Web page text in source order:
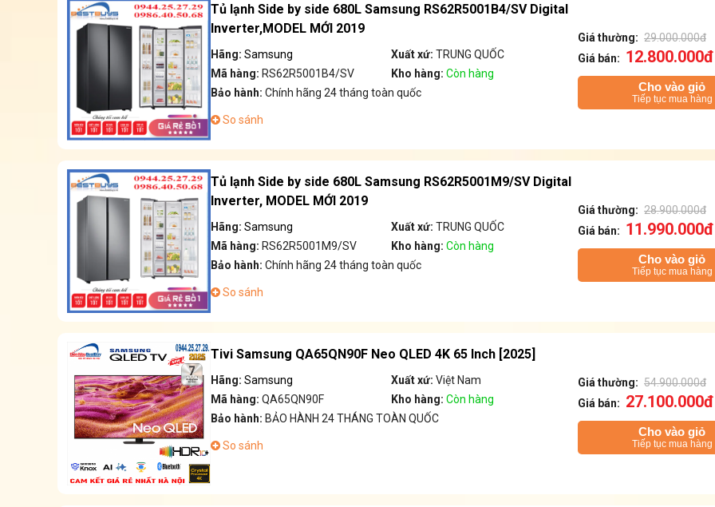
Tủ lạnh Side by side 680L Samsung RS62R5001B4/SV Digital
Inverter,MODEL MỚI 2019
Hãng: Samsung Xuất xứ: TRUNG QUỐC
Mã hàng: RS62R5001B4/SV Kho hàng: Còn hàng
Bảo hành: Chính hãng 24 tháng toàn quốc
So sánh
Giá thường: 29.000.000đ
Giá bán: 12.800.000đ
Cho vào giỏ
Tiếp tục mua hàng
Tủ lạnh Side by side 680L Samsung RS62R5001M9/SV Digital
Inverter, MODEL MỚI 2019
Hãng: Samsung Xuất xứ: TRUNG QUỐC
Mã hàng: RS62R5001M9/SV Kho hàng: Còn hàng
Bảo hành: Chính hãng 24 tháng toàn quốc
So sánh
Giá thường: 28.900.000đ
Giá bán: 11.990.000đ
Cho vào giỏ
Tiếp tục mua hàng
Tivi Samsung QA65QN90F Neo QLED 4K 65 Inch [2025]
Hãng: Samsung Xuất xứ: Việt Nam
Mã hàng: QA65QN90F Kho hàng: Còn hàng
Bảo hành: BẢO HÀNH 24 THÁNG TOÀN QUỐC
So sánh
Giá thường: 54.900.000đ
Giá bán: 27.100.000đ
Cho vào giỏ
Tiếp tục mua hàng